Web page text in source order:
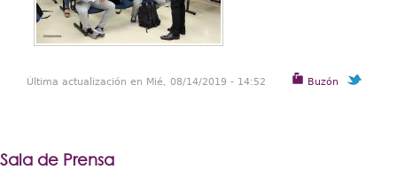
Buzón
Última actualización en Mié, 08/14/2019 - 14:52
Sala de Prensa